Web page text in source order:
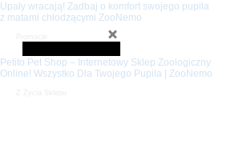
Upały wracają! Zadbaj o komfort swojego pupila
z matami chłodzącymi ZooNemo
Petito Pet Shop – Internetowy Sklep Zoologiczny
Online! Wszystko Dla Twojego Pupila | ZooNemo